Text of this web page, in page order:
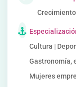
Crecimiento
Cultura |
Gastronomía,
Mujeres